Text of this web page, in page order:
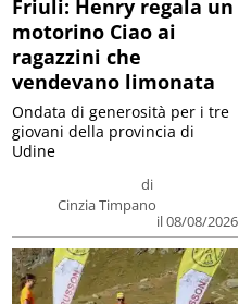
Friuli: Henry regala un
motorino Ciao ai
ragazzini che
vendevano limonata
di
Cinzia Timpano
il 08/08/2026
Ondata di generosità per i tre
giovani della provincia di
Udine